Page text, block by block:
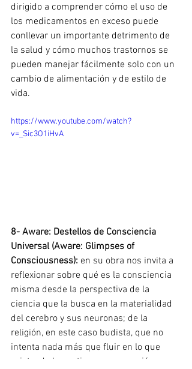
dirigido a comprender cómo el uso de
los medicamentos en exceso puede
conllevar un importante detrimento de
la salud y cómo muchos trastornos se
pueden manejar fácilmente solo con un
cambio de alimentación y de estilo de
vida.
https://www.youtube.com/watch?
v=_Sic3O1iHvA
8- Aware: Destellos de Consciencia
Universal (Aware: Glimpses of
Consciousness): en su obra nos invita a
reflexionar sobre qué es la consciencia
misma desde la perspectiva de la
ciencia que la busca en la materialidad
del cerebro y sus neuronas; de la
religión, en este caso budista, que no
intenta nada más que fluir en lo que
existe; de los nativos y su conexión con